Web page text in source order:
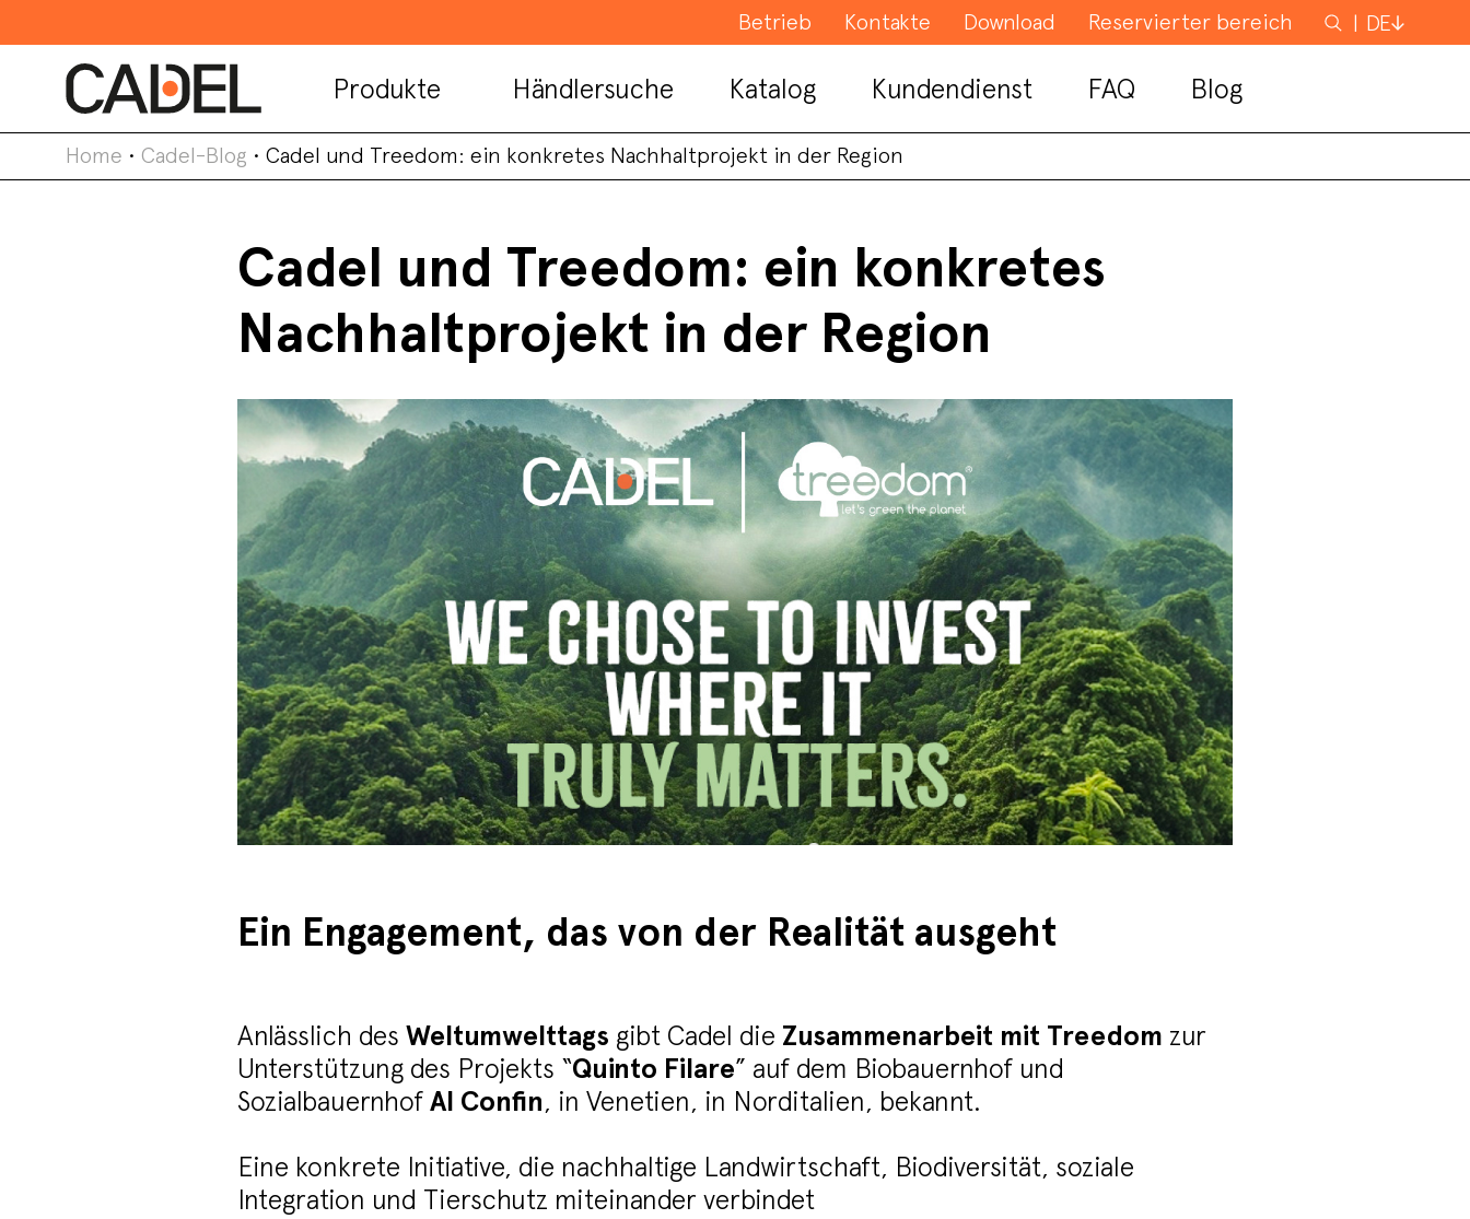
Betrieb Kontakte Download Reservierter bereich
Suchen
nach
DE
Produkte Händlersuche Katalog Kundendienst FAQ Blog
Home • Cadel-Blog • Cadel und Treedom: ein konkretes Nachhaltprojekt in der Region
Cadel und Treedom: ein konkretes
Nachhaltprojekt in der Region
Ein Engagement, das von der Realität ausgeht
Anlässlich des Weltumwelttags gibt Cadel die Zusammenarbeit mit Treedom zur
Unterstützung des Projekts “Quinto Filare” auf dem Biobauernhof und
Sozialbauernhof Al Confin, in Venetien, in Norditalien, bekannt.
Eine konkrete Initiative, die nachhaltige Landwirtschaft, Biodiversität, soziale
Integration und Tierschutz miteinander verbindet